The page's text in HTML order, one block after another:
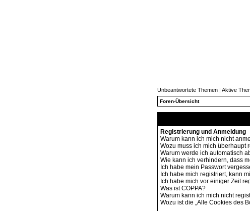
Unbeantwortete Themen | Aktive
Foren-Übersicht
Registrierung und Anmeldung
Warum kann ich mich nicht
Wozu muss ich mich überhaupt
Warum werde ich automatisch
Wie kann ich verhindern, dass
Ich habe mein Passwort
Ich habe mich registriert, kann
Ich habe mich vor einiger Zeit
Was ist COPPA?
Warum kann ich mich nicht
Wozu ist die „Alle Cookies des